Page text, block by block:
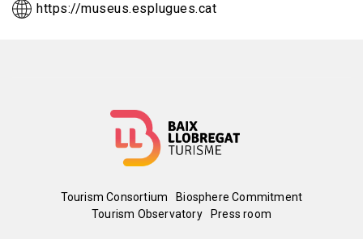
https://museus.esplugues.cat
MenúTourism Consortium
Biosphere Commitment
Tourism Observatory
Press room